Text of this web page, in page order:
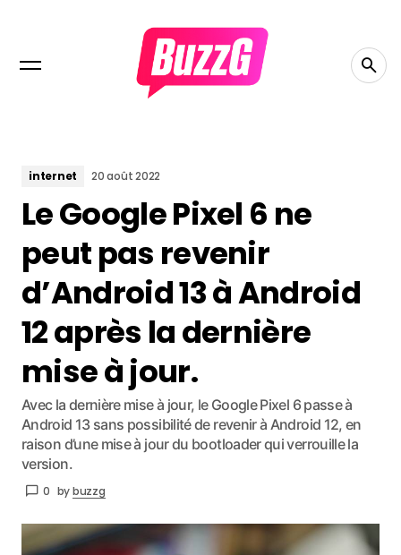
internet 20 août 2022
Le Google Pixel 6 ne
peut pas revenir
d’Android 13 à Android
12 après la dernière
mise à jour.
Avec la dernière mise à jour, le Google Pixel 6 passe à
Android 13 sans possibilité de revenir à Android 12, en
raison d’une mise à jour du bootloader qui verrouille la
version.
0 bybuzzg